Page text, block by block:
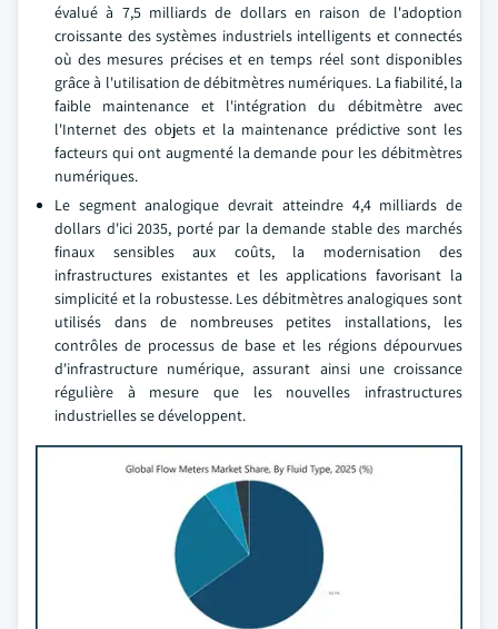
évalué à 7,5 milliards de dollars en raison de l'adoption
croissante des systèmes industriels intelligents et connectés
où des mesures précises et en temps réel sont disponibles
grâce à l'utilisation de débitmètres numériques. La fiabilité, la
faible maintenance et l'intégration du débitmètre avec
l'Internet des objets et la maintenance prédictive sont les
facteurs qui ont augmenté la demande pour les débitmètres
numériques.
Le segment analogique devrait atteindre 4,4 milliards de
dollars d'ici 2035, porté par la demande stable des marchés
finaux sensibles aux coûts, la modernisation des
infrastructures existantes et les applications favorisant la
simplicité et la robustesse. Les débitmètres analogiques sont
utilisés dans de nombreuses petites installations, les
contrôles de processus de base et les régions dépourvues
d'infrastructure numérique, assurant ainsi une croissance
régulière à mesure que les nouvelles infrastructures
industrielles se développent.